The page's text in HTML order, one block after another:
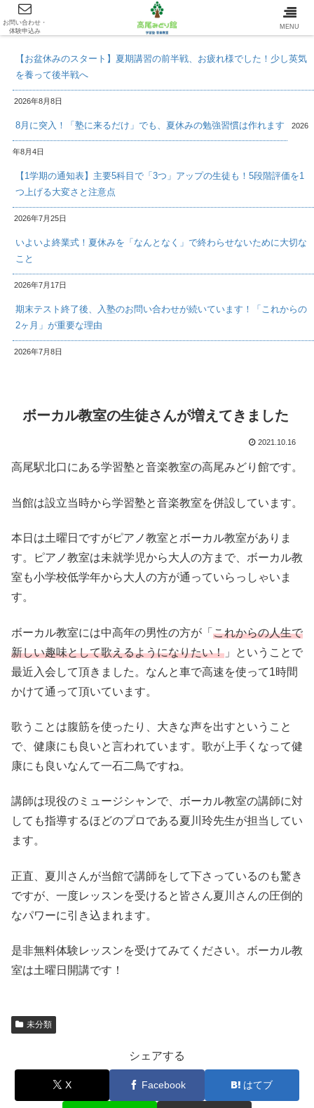
最新情報/INFOMATION
【お盆休みのスタート】夏期講習の前半戦、お疲れ様でした！少し英気
を養って後半戦へ
2026年8月8日
8月に突入！「塾に来るだけ」でも、夏休みの勉強習慣は作れます 2026
年8月4日
【1学期の通知表】主要5科目で「3つ」アップの生徒も！5段階評価を1
つ上げる大変さと注意点
2026年7月25日
いよいよ終業式！夏休みを「なんとなく」で終わらせないために大切な
こと
2026年7月17日
期末テスト終了後、入塾のお問い合わせが続いています！「これからの
2ヶ月」が重要な理由
2026年7月8日
ボーカル教室の生徒さんが増えてきました
2021.10.16
高尾駅北口にある学習塾と音楽教室の高尾みどり館です。
当館は設立当時から学習塾と音楽教室を併設しています。
本日は土曜日ですがピアノ教室とボーカル教室がありま
す。ピアノ教室は未就学児から大人の方まで、ボーカル教
室も小学校低学年から大人の方が通っていらっしゃいま
す。
ボーカル教室には中高年の男性の方が「 これからの人生で
新しい趣味として歌えるようになりたい！ 」ということで
最近入会して頂きました。なんと車で高速を使って1時間
かけて通って頂いています。
歌うことは腹筋を使ったり、大きな声を出すということ
で、健康にも良いと言われています。歌が上手くなって健
康にも良いなんて一石二鳥ですね。
講師は現役のミュージシャンで、ボーカル教室の講師に対
しても指導するほどのプロである夏川玲先生が担当してい
ます。
正直、夏川さんが当館で講師をして下さっているのも驚き
ですが、一度レッスンを受けると皆さん夏川さんの圧倒的
なパワーに引き込まれます。
是非無料体験レッスンを受けてみてください。ボーカル教
室は土曜日開講です！
未分類
シェアする
X Facebook はてブ
お問い合わせ・
体験申込み
MENU